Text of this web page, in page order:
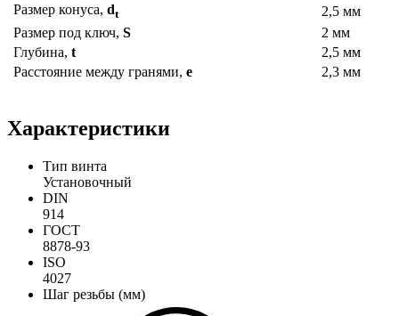
Размер конуса, dt
2,5 мм
Размер под ключ, S
2 мм
Глубина, t
2,5 мм
Расстояние между гранями, e 2,3 мм
Характеристики
Тип винта
Установочный
DIN
914
ГОСТ
8878-93
ISO
4027
Шаг резьбы (мм)